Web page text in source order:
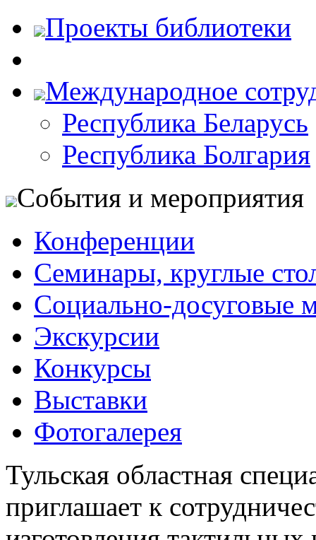
Проекты библиотеки
Международное
Республика Беларусь
Республика Болгария
События и мероприятия
Конференции
Семинары, круглые
Социально-досуговые
Экскурсии
Конкурсы
Выставки
Фотогалерея
Тульская областная
приглашает к